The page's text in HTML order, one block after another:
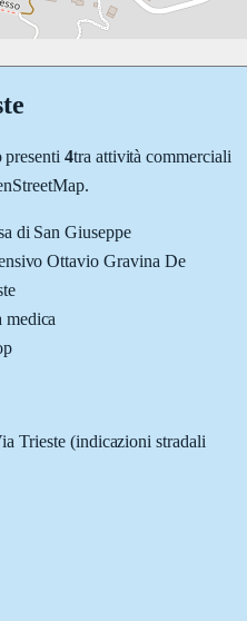
presenti 4tra attività commerciali
di San Giuseppe
Ottavio Gravina De
medica
Trieste(indicazioni stradali